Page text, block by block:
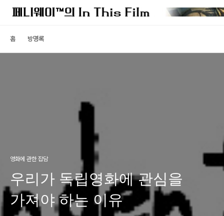
홈 방명록
영화에 관한 잡담
우리가 독립영화에 관심을
가져야 하는 이유